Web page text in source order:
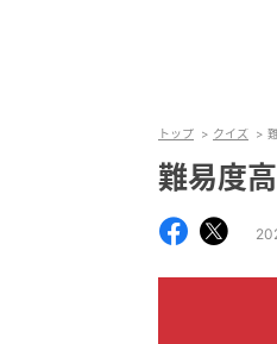
トップ クイズ
難易度